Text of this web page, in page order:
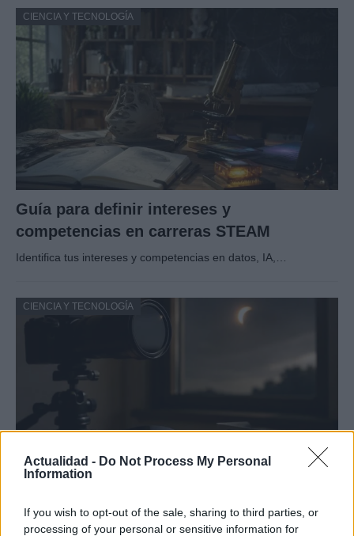
Actualidad - Do Not Process My Personal
Information
If you wish to opt-out of the sale, sharing to third parties, or
processing of your personal or sensitive information for
CIENCIA Y TECNOLOGÍA
Guía para definir intereses y
competencias en carreras STEAM
Identifica tus intereses y competencias en datos, IA,…
CIENCIA Y TECNOLOGÍA
consejos para fotografiar eclipses solares